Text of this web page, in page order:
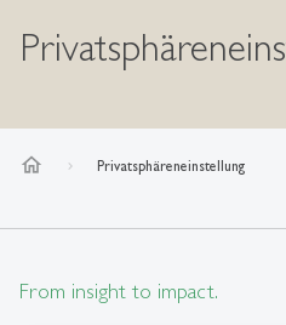
home Privatsphäreneinstellung
From insight to impact.